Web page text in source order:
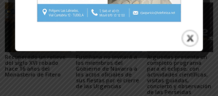
Recuperado un relieve
del siglo XVI robado
hace 16 años del
Monasterio de Fitero
Fustiñana no invitará a
los miembros del
Gobierno de Navarra a
los actos oficiales de
sus fiestas por el cierre
de las Urgencias
Arguedas presenta un
completo programa
para el eclipse, con
actividades científicas,
visitas guiadas,
concierto y observación
de las Perseidas